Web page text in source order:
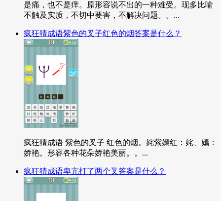
是痛，也不是痒。原形容说不出的一种难受。现多比喻
不触及实质，不切中要害，不解决问题。。...
疯狂猜成语紫色的叉子红色的烟答案是什么？
疯狂猜成语 紫色的叉子 红色的烟。姹紫嫣红：姹、嫣：
娇艳。形容各种花朵娇艳美丽。。...
疯狂猜成语卑亢打了两个叉答案是什么？